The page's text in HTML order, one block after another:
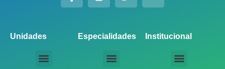
Unidades Especialidades Institucional